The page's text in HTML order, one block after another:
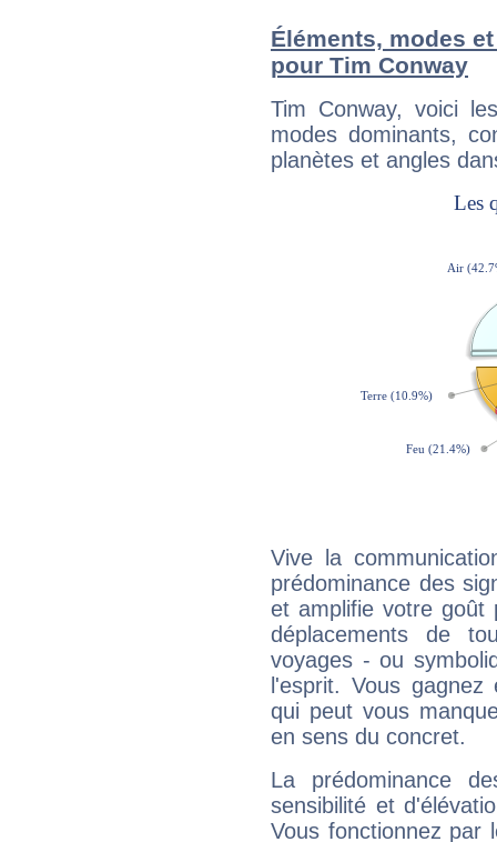
Éléments, modes
pour Tim Conway
Tim Conway, voici
modes dominants,
planètes et angles
Vive la
prédominance des
et amplifie votre goût
déplacements de
voyages - ou
l'esprit. Vous
qui peut vous
en sens du concret.
La prédominance
sensibilité et
Vous fonctionnez